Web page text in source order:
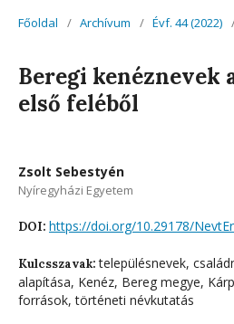
Főoldal / Archívum / Évf. 44 (2022)
Beregi kenéznevek
első feléből
Zsolt Sebestyén
Nyíregyházi Egyetem
DOI: https://doi.org/10.29178/
Kulcsszavak:településnevek,
alapítása, Kenéz, Bereg megye,
források, történeti névkutatás